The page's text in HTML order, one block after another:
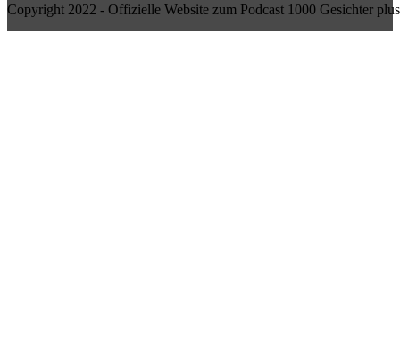
Copyright 2022 - Offizielle Website zum Podcast 1000 Gesichter